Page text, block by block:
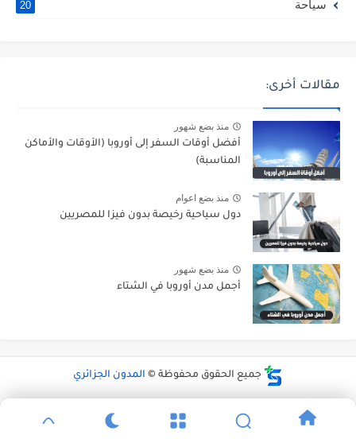
سياحة 20
مقالات أخرى:
منذ بضع شهور
أفضل أوقات السفر إلى أوروبا (الأوقات والأماكن
المناسبة)
منذ بضع اعوام
دول سياحية رخيصة بدون فيزا للمصريين
منذ بضع شهور
أجمل مدن أوروبا في الشتاء
جميع الحقوق محفوظة © المدون الجزائري